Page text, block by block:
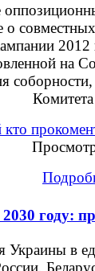
о
на
соборности,
году:
Украины в